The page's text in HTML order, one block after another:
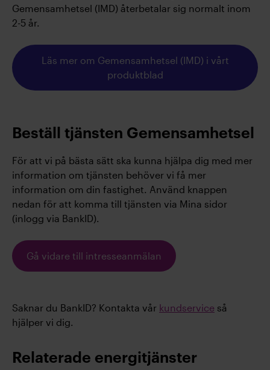
Gemensamhetsel (IMD) återbetalar sig normalt inom
2-5 år.
Läs mer om Gemensamhetsel (IMD) i vårt
produktblad
Beställ tjänsten Gemensamhetsel
För att vi på bästa sätt ska kunna hjälpa dig med mer
information om tjänsten behöver vi få mer
information om din fastighet. Använd knappen
nedan för att komma till tjänsten via Mina sidor
(inlogg via BankID).
Gå vidare till intresseanmälan
Saknar du BankID? Kontakta vår kundservice så
hjälper vi dig.
Relaterade energitjänster